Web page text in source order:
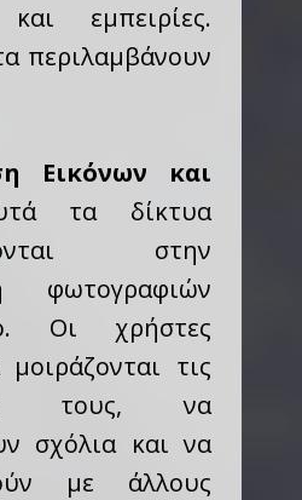
και εμπειρίες.
περιλαμβάνουν
Εικόνων και
τα δίκτυα
στην
φωτογραφιών
Οι χρήστες
τις
τους, να
σχόλια και να
με άλλους